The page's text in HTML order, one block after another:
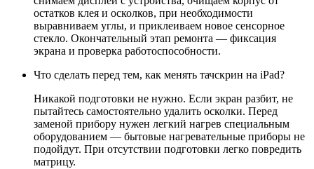
остатков клея и осколков, при необходимости
выравниваем углы, и приклеиваем новое сенсорное
стекло. Окончательный этап ремонта — фиксация
экрана и проверка работоспособности.
Что сделать перед тем, как менять тачскрин на iPad?
Никакой подготовки не нужно. Если экран разбит, не
пытайтесь самостоятельно удалить осколки. Перед
заменой прибору нужен легкий нагрев специальным
оборудованием — бытовые нагревательные приборы не
подойдут. При отсутствии подготовки легко повредить
матрицу.